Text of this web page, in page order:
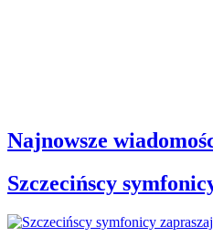
Najnowsze
Szczecińscy